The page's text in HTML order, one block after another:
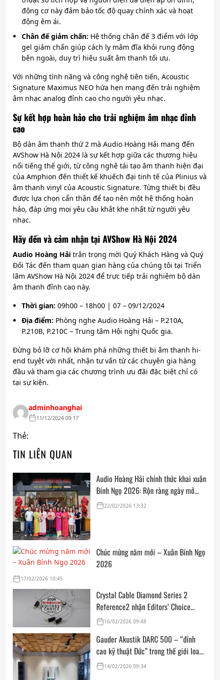
động cơ này đảm bảo tốc độ quay chính xác và hoạt
động êm ái.
Chân đế giảm chấn: Hệ thống chân đế 3 điểm với lớp
gel giảm chấn giúp cách ly mâm đĩa khỏi rung động
bên ngoài, duy trì hiệu suất âm thanh tối ưu.
Với những tính năng và công nghệ tiên tiến, Acoustic
Signature Maximus NEO hứa hẹn mang đến trải nghiệm
âm nhạc analog đỉnh cao cho người yêu nhạc.
Sự kết hợp hoàn hảo cho trải nghiệm âm nhạc đỉnh
cao
Bộ dàn âm thanh thứ 2 mà Audio Hoàng Hải mang đến
AVShow Hà Nội 2024 là sự kết hợp giữa các thương hiệu
nổi tiếng thế giới, từ công nghệ tái tạo âm thanh hiện đại
của Amphion đến thiết kế khuếch đại tinh tế của Plinius và
âm thanh vinyl của Acoustic Signature. Từng thiết bị đều
được lựa chọn cẩn thận để tạo nên một hệ thống hoàn
hảo, đáp ứng mọi yêu cầu khắt khe nhất từ người yêu
nhạc.
Hãy đến và cảm nhận tại AVShow Hà Nội 2024
Audio Hoàng Hải trân trọng mời Quý Khách Hàng và Quý
Đối Tác đến tham quan gian hàng của chúng tôi tại Triển
lãm AVShow Hà Nội 2024 để trực tiếp trải nghiệm bộ dàn
âm thanh đỉnh cao này.
Thời gian: 09h00 – 18h00 | 07 – 09/12/2024
Địa điểm: Phòng nghe Audio Hoàng Hải – P.210A,
P.210B, P.210C – Trung tâm Hội nghị Quốc gia.
Đừng bỏ lỡ cơ hội khám phá những thiết bị âm thanh hi-
end tuyệt vời nhất, nhận tư vấn từ các chuyên gia hàng
đầu và tham gia các chương trình ưu đãi đặc biệt chỉ có
tại sự kiện.
adminhoanghai
11/12/2024 09:17
Thẻ:
TIN LIÊN QUAN
Audio Hoàng Hải chính thức khai xuân
Bính Ngọ 2026: Rộn ràng ngày mở
cửa, trọn vẹn lời chúc đầu năm
22/02/2026 13:32
Chúc mừng năm mới – Xuân Bính Ngọ
2026
17/02/2026 10:45
Crystal Cable Diamond Series 2
Reference2 nhận Editors’ Choice
Award: Dedicated Audio 2026 từ The
16/02/2026 09:48
Gauder Akustik DARC 500 – “đỉnh
cao kỹ thuật Đức” trong thế giới loa
hi-end tham chiếu
14/02/2026 09:34